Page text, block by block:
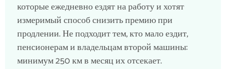
которые ежедневно ездят на работу и хотят
измеримый способ снизить премию при
продлении. Не подходит тем, кто мало ездит,
пенсионерам и владельцам второй машины:
минимум 250 км в месяц их отсекает.